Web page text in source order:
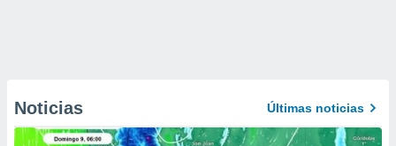
Noticias Últimas noticias